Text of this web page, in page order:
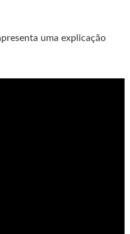
uma explicação